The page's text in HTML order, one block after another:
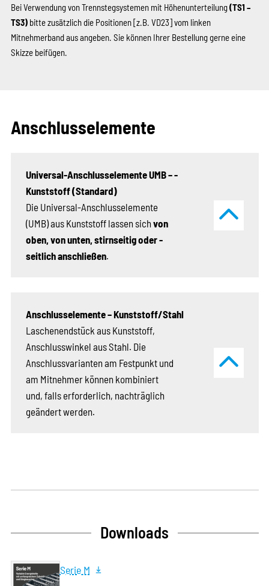
Bei Verwendung von Trennstegsystemen mit Höhenunterteilung(TS1 –
TS3)bitte zusätzlich die Positionen[z.B. VD23]vom linken
Mitnehmerband aus angeben. Sie können Ihrer Bestellung gerne eine
Skizze beifügen.
Anschlusselemente
Universal-Anschlusselemente UMB – ­
Kunststoff (Standard)
Die Universal-Anschlusselemente
(UMB) aus Kunststoff ­lassen sich von
oben, von unten, stirnseitig ­­oder ­
seitlich an­schließen.
Anschlusselemente – Kunststoff/Stahl
Laschenendstück aus Kunststoff,
Anschlusswinkel aus Stahl. Die
Anschlussvarianten am Festpunkt und
am ­Mitnehmer können kombiniert
und, falls erforderlich, nachträglich
geändert werden.
Downloads
Serie M